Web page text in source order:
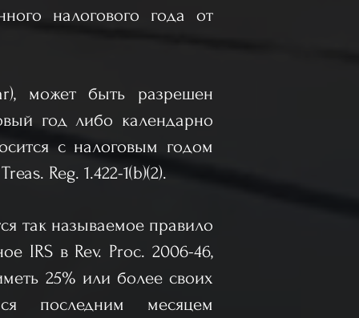
налогового года от
может быть разрешен
год либо календарно
с налоговым годом
Reg. 1.422-1(b)(2).
так называемое правило
IRS в Rev. Proc. 2006-46,
25% или более своих
последним месяцем